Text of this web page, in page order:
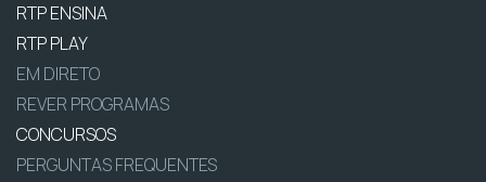
RTP ENSINA
RTP PLAY
EM DIRETO
REVER PROGRAMAS
CONCURSOS
PERGUNTAS FREQUENTES